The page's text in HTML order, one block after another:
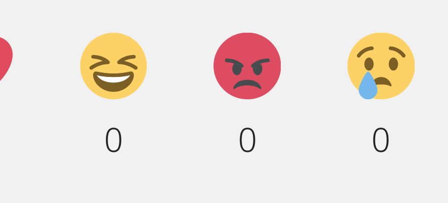
Дикий
смех!
0
Агрессия!
0
Грусть
:(
0